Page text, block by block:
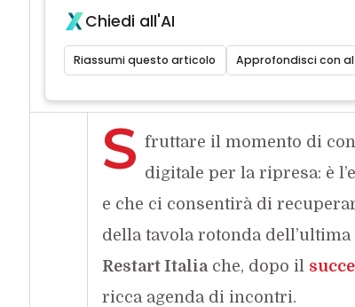
Chiedi all'AI
Riassumi questo articolo Approfondisci con
S fruttare il momento di
digitale per la ripresa: è
e che ci consentirà di
della tavola rotonda
Restart Italiache, dopo il
ricca agenda di incontri.